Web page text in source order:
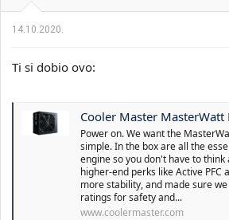
:
14.10.2020.
Ti si dobio ovo:
Cooler Master MasterWatt Lite
Power on. We want the
simple. In the box are all the
engine so you don't have to think
higher-end perks like Active PFC
more stability, and made sure we
ratings for safety and...
www.coolermaster.com